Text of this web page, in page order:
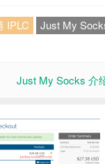
IPLC
Just My
Just My Socks 介